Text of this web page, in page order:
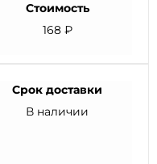
Стоимость
168 ₽
Срок доставки
В наличии